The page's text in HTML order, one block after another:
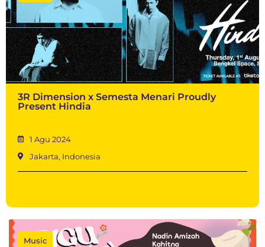
3R Dimension x Semesta Menari Proudly
Present Hindia
1 Agu 2024
Jakarta, Indonesia
Music